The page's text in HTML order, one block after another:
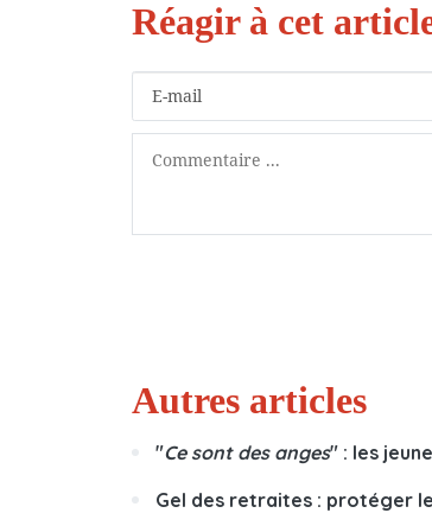
Autres articles
"Ce sont des anges" : les
Gel des retraites : protéger